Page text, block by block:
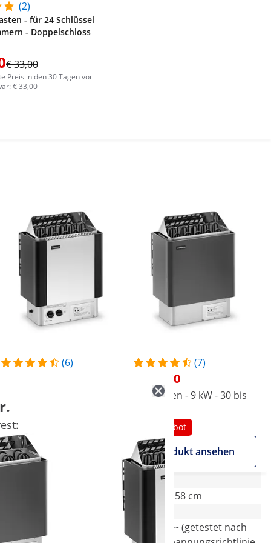
(2)
- für 24 Schlüssel
- Doppelschloss
€ 33,00
Preis in den 30 Tagen vor
€ 33,00
(6)
€ 177,00
110 °C - inkl. Steuerung
Im Angebot
Produkt ansehen
(7)
€ 138,00
Saunaofen - 9 kW - 30 bis
Im Angebot
Produkt ansehen
28 x 41 x 58 cm
400 V 3N~ (getestet nach